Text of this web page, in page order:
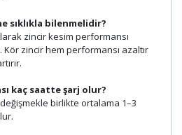
sıklıkla bilenmelidir?
zincir kesim performansı
zincir hem performansı azaltır
kaç saatte şarj olur?
birlikte ortalama 1–3